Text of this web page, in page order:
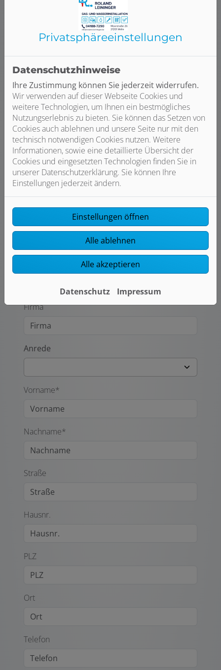
Höhe des Raumes (m)
Budget und Umbauzeitraum
Wie viel möchten Sie für Ihr Traumbad ca.
ausgeben (Euro)?
Wann möchten Sie mit dem Umbau beginnen?
Bilder von Ihrem Projekt
Gerne dürfen Sie uns zusätzliche Informationen
und Bilder zu der Ist-Situation hier hochladen.
Laden Sie hier Ihre Dateien hoch.
Hinweis zur Dateigröße: max. 10 MB
Ihre Kontaktdaten
Firma
Anrede
Vorname*
Nachname*
Straße
Hausnr.
PLZ
Ort
Telefon
Privatsphäre­einstellungen
Datenschutzhinweise
Ihre Zustimmung können Sie jederzeit widerrufen.
Wir verwenden auf dieser Webseite Cookies und
weitere Technologien, um Ihnen ein bestmögliches
Nutzungserlebnis zu bieten. Sie können das Setzen von
Cookies auch ablehnen und unsere Seite nur mit den
technisch notwendigen Cookies nutzen. Weitere
Informationen, sowie eine detaillierte Übersicht der
Cookies und eingesetzten Technologien finden Sie in
unserer Datenschutzerklärung. Sie können Ihre
Einstellungen jederzeit ändern.
Einstellungen öffnen
Alle ablehnen
Alle akzeptieren
Datenschutz Impressum